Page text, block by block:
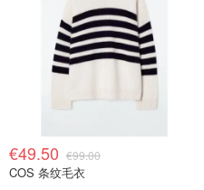
€49.50 €99.00
COS 条纹毛衣